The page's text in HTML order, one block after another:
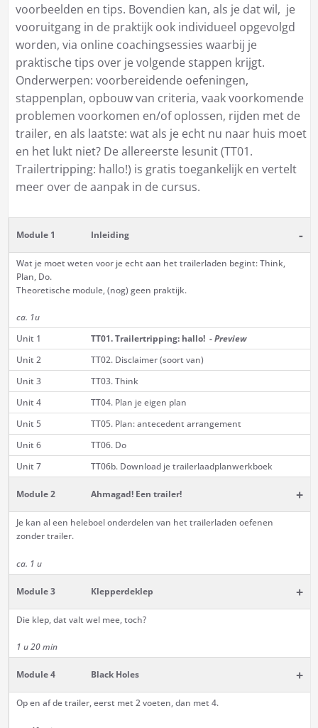
voorbeelden en tips. Bovendien kan, als je dat wil, je
vooruitgang in de praktijk ook individueel opgevolgd
worden, via online coachingsessies waarbij je
praktische tips over je volgende stappen krijgt.
Onderwerpen: voorbereidende oefeningen,
stappenplan, opbouw van criteria, vaak voorkomende
problemen voorkomen en/of oplossen, rijden met de
trailer, en als laatste: wat als je echt nu naar huis moet
en het lukt niet? De allereerste lesunit (TT01.
Trailertripping: hallo!) is gratis toegankelijk en vertelt
meer over de aanpak in de cursus.
Module 1 Inleiding -
Wat je moet weten voor je echt aan het trailerladen begint: Think,
Plan, Do.
Theoretische module, (nog) geen praktijk.
ca. 1u
Unit 1
TT01. Trailertripping: hallo! -Preview
Unit 2
TT02. Disclaimer (soort van)
Unit 3
TT03. Think
Unit 4
TT04. Plan je eigen plan
Unit 5
TT05. Plan: antecedent arrangement
Unit 6
TT06. Do
Unit 7
TT06b. Download je trailerlaadplanwerkboek
Module 2 Ahmagad! Een trailer! +
Je kan al een heleboel onderdelen van het trailerladen oefenen
zonder trailer.
ca. 1 u
Module 3 Klepperdeklep +
Die klep, dat valt wel mee, toch?
1 u 20 min
Module 4 Black Holes +
Op en af de trailer, eerst met 2 voeten, dan met 4.